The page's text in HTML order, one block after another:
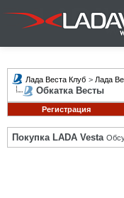
Лада Веста Клуб > Лада
Обкатка Весты
Регистрация
Покупка LADA Vesta